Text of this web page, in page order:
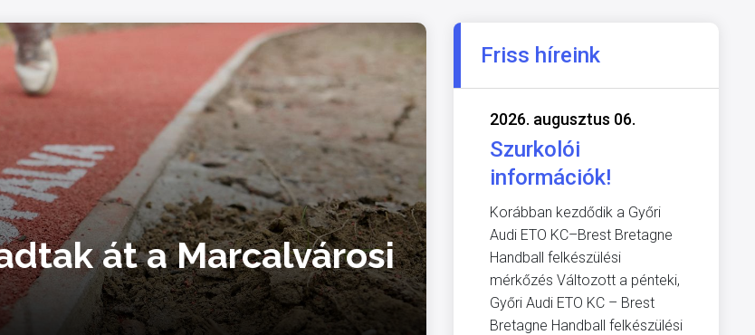
át a Marcalvárosi
Friss híreink
2026. augusztus 06.
Szurkolói
információk!
Korábban kezdődik a Győri
Audi ETO KC–Brest Bretagne
Handball felkészülési
mérkőzés Változott a pénteki,
Győri Audi ETO KC – Brest
Bretagne Handball felkészülési